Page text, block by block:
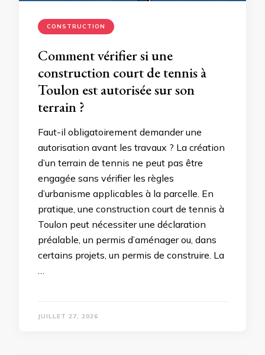
CONSTRUCTION
Comment vérifier si une
construction court de tennis à
Toulon est autorisée sur son
terrain ?
Faut-il obligatoirement demander une
autorisation avant les travaux ? La création
d’un terrain de tennis ne peut pas être
engagée sans vérifier les règles
d’urbanisme applicables à la parcelle. En
pratique, une construction court de tennis à
Toulon peut nécessiter une déclaration
préalable, un permis d’aménager ou, dans
certains projets, un permis de construire. La
…
JUILLET 27, 2026